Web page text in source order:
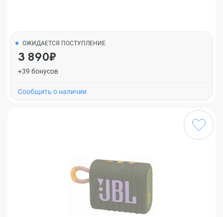
ОЖИДАЕТСЯ ПОСТУПЛЕНИЕ
3 890₽
+39 бонусов
Cообщить о наличии